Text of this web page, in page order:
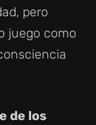
pero
juego como
de los